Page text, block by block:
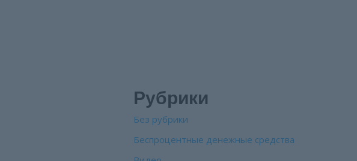
Рубрики
Без рубрики
Беспроцентные денежные средства